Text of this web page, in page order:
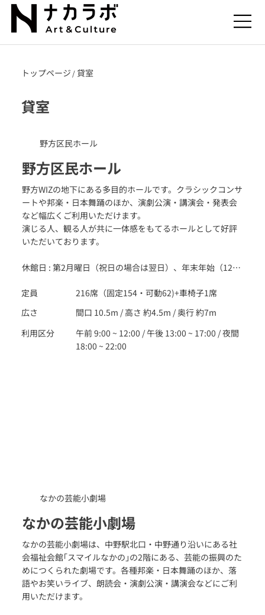
トップページ /貸室
野方区民ホール
野方区民ホール
野方WIZの地下にある多目的ホールです。クラシックコンサ
ートや邦楽・日本舞踊のほか、演劇公演・講演会・発表会
など幅広くご利用いただけます。
演じる人、観る人が共に一体感をもてるホールとして好評
いただいております。
休館日 : 第2月曜日（祝日の場合は翌日）、年末年始（12月
定員
216席（固定154・可動62)+車椅子1席
広さ
間口 10.5m / 高さ 約4.5m / 奥行 約7m
利用区分
午前 9:00 ~ 12:00 / 午後 13:00 ~ 17:00 / 夜間
18:00 ~ 22:00
なかの芸能小劇場
なかの芸能小劇場
なかの芸能小劇場は、中野駅北口・中野通り沿いにある社
会福祉会館｢スマイルなかの｣の2階にある、芸能の振興のた
めにつくられた劇場です。各種邦楽・日本舞踊のほか、落
語やお笑いライブ、朗読会・演劇公演・講演会などにご利
用いただけます。
​貸室